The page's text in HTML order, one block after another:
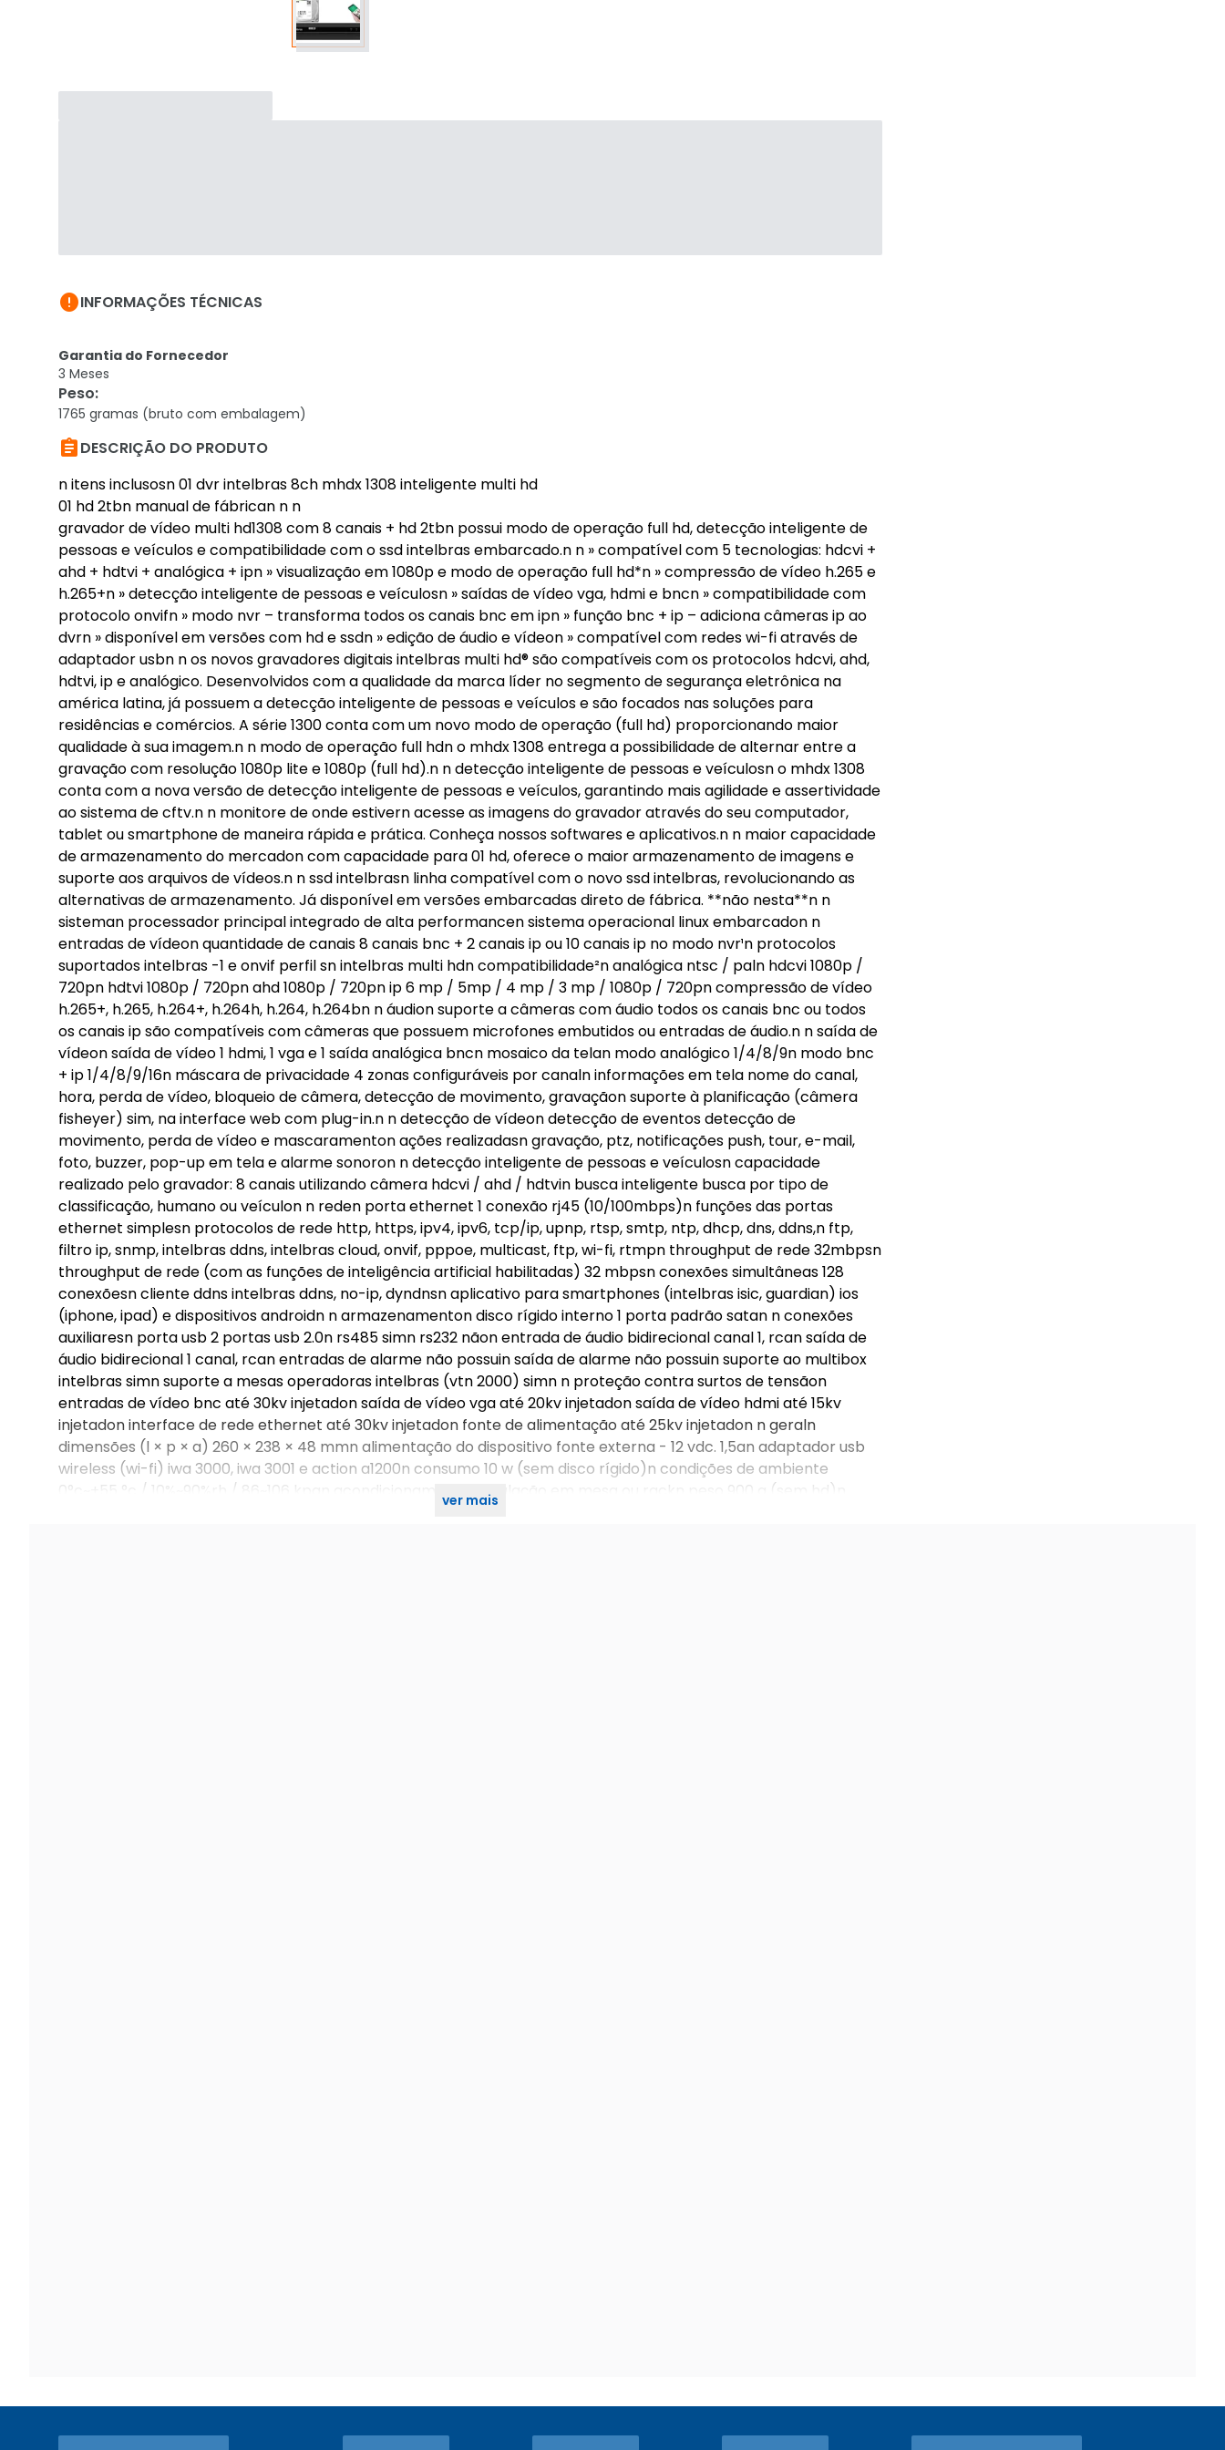
INFORMAÇÕES TÉCNICAS
Garantia do Fornecedor
3 Meses
Peso:
1765 gramas (bruto com embalagem)
DESCRIÇÃO DO PRODUTO
n itens inclusosn 01 dvr intelbras 8ch mhdx 1308 inteligente multi hd
01 hd 2tbn manual de fábrican n n
gravador de vídeo multi hd1308 com 8 canais + hd 2tbn possui modo de operação full hd, detecção inteligente de
pessoas e veículos e compatibilidade com o ssd intelbras embarcado.n n » compatível com 5 tecnologias: hdcvi +
ahd + hdtvi + analógica + ipn » visualização em 1080p e modo de operação full hd*n » compressão de vídeo h.265 e
h.265+n » detecção inteligente de pessoas e veículosn » saídas de vídeo vga, hdmi e bncn » compatibilidade com
protocolo onvifn » modo nvr – transforma todos os canais bnc em ipn » função bnc + ip – adiciona câmeras ip ao
dvrn » disponível em versões com hd e ssdn » edição de áudio e vídeon » compatível com redes wi-fi através de
adaptador usbn n os novos gravadores digitais intelbras multi hd® são compatíveis com os protocolos hdcvi, ahd,
hdtvi, ip e analógico. Desenvolvidos com a qualidade da marca líder no segmento de segurança eletrônica na
américa latina, já possuem a detecção inteligente de pessoas e veículos e são focados nas soluções para
residências e comércios. A série 1300 conta com um novo modo de operação (full hd) proporcionando maior
qualidade à sua imagem.n n modo de operação full hdn o mhdx 1308 entrega a possibilidade de alternar entre a
gravação com resolução 1080p lite e 1080p (full hd).n n detecção inteligente de pessoas e veículosn o mhdx 1308
conta com a nova versão de detecção inteligente de pessoas e veículos, garantindo mais agilidade e assertividade
ao sistema de cftv.n n monitore de onde estivern acesse as imagens do gravador através do seu computador,
tablet ou smartphone de maneira rápida e prática. Conheça nossos softwares e aplicativos.n n maior capacidade
de armazenamento do mercadon com capacidade para 01 hd, oferece o maior armazenamento de imagens e
suporte aos arquivos de vídeos.n n ssd intelbrasn linha compatível com o novo ssd intelbras, revolucionando as
alternativas de armazenamento. Já disponível em versões embarcadas direto de fábrica. **não nesta**n n
sisteman processador principal integrado de alta performancen sistema operacional linux embarcadon n
entradas de vídeon quantidade de canais 8 canais bnc + 2 canais ip ou 10 canais ip no modo nvr¹n protocolos
suportados intelbras -1 e onvif perfil sn intelbras multi hdn compatibilidade²n analógica ntsc / paln hdcvi 1080p /
720pn hdtvi 1080p / 720pn ahd 1080p / 720pn ip 6 mp / 5mp / 4 mp / 3 mp / 1080p / 720pn compressão de vídeo
h.265+, h.265, h.264+, h.264h, h.264, h.264bn n áudion suporte a câmeras com áudio todos os canais bnc ou todos
os canais ip são compatíveis com câmeras que possuem microfones embutidos ou entradas de áudio.n n saída de
vídeon saída de vídeo 1 hdmi, 1 vga e 1 saída analógica bncn mosaico da telan modo analógico 1/4/8/9n modo bnc
+ ip 1/4/8/9/16n máscara de privacidade 4 zonas configuráveis por canaln informações em tela nome do canal,
hora, perda de vídeo, bloqueio de câmera, detecção de movimento, gravaçãon suporte à planificação (câmera
fisheyer) sim, na interface web com plug-in.n n detecção de vídeon detecção de eventos detecção de
movimento, perda de vídeo e mascaramenton ações realizadasn gravação, ptz, notificações push, tour, e-mail,
foto, buzzer, pop-up em tela e alarme sonoron n detecção inteligente de pessoas e veículosn capacidade
realizado pelo gravador: 8 canais utilizando câmera hdcvi / ahd / hdtvin busca inteligente busca por tipo de
classificação, humano ou veículon n reden porta ethernet 1 conexão rj45 (10/100mbps)n funções das portas
ethernet simplesn protocolos de rede http, https, ipv4, ipv6, tcp/ip, upnp, rtsp, smtp, ntp, dhcp, dns, ddns,n ftp,
filtro ip, snmp, intelbras ddns, intelbras cloud, onvif, pppoe, multicast, ftp, wi-fi, rtmpn throughput de rede 32mbpsn
throughput de rede (com as funções de inteligência artificial habilitadas) 32 mbpsn conexões simultâneas 128
conexõesn cliente ddns intelbras ddns, no-ip, dyndnsn aplicativo para smartphones (intelbras isic, guardian) ios
(iphone, ipad) e dispositivos androidn n armazenamenton disco rígido interno 1 porta padrão satan n conexões
auxiliaresn porta usb 2 portas usb 2.0n rs485 simn rs232 nãon entrada de áudio bidirecional canal 1, rcan saída de
áudio bidirecional 1 canal, rcan entradas de alarme não possuin saída de alarme não possuin suporte ao multibox
intelbras simn suporte a mesas operadoras intelbras (vtn 2000) simn n proteção contra surtos de tensãon
entradas de vídeo bnc até 30kv injetadon saída de vídeo vga até 20kv injetadon saída de vídeo hdmi até 15kv
injetadon interface de rede ethernet até 30kv injetadon fonte de alimentação até 25kv injetadon n geraln
dimensões (l × p × a) 260 × 238 × 48 mmn alimentação do dispositivo fonte externa - 12 vdc. 1,5an adaptador usb
wireless (wi-fi) iwa 3000, iwa 3001 e action a1200n consumo 10 w (sem disco rígido)n condições de ambiente
0°c~+55 °c / 10%~90%rh / 86~106 kpan acondicionamento instalação em mesa ou rackn peso 900 g (sem hd)n
ver mais